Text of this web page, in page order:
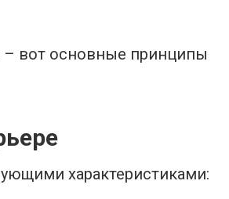
– вот основные принципы
характеристиками: